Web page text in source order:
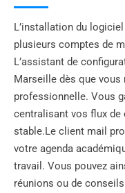
L’installation du
plusieurs comptes de
L’assistant de
Marseille dès que vous
professionnelle. Vous
centralisant vos flux
stable.Le client mail
votre agenda
travail. Vous pouvez
réunions ou de